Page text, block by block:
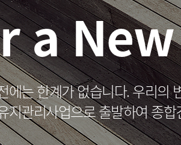
a
에는 한계가 없습니다. 우리의
지관리사업으로 출발하여 종